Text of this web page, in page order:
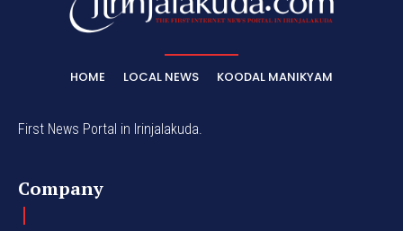
HOME LOCAL NEWS KOODAL MANIKYAM
First News Portal in Irinjalakuda.
Company